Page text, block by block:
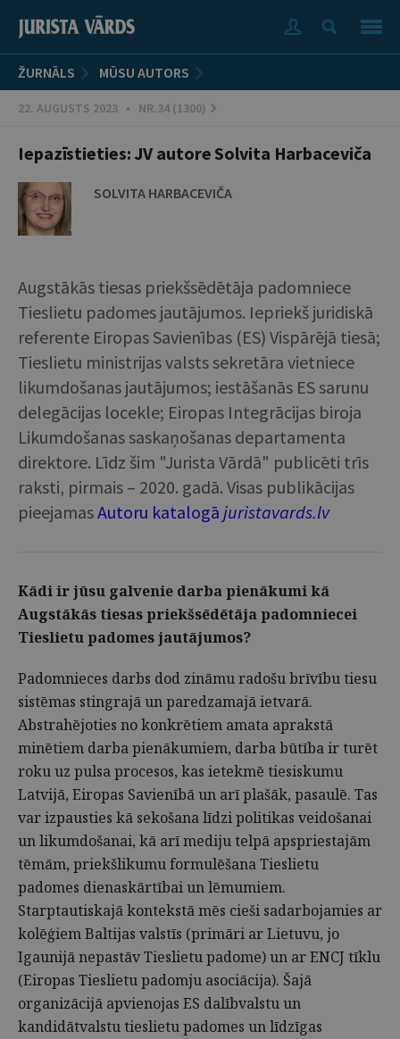
ŽURNĀLS MŪSU AUTORS
22. AUGUSTS 2023 • NR.34 (1300)
Iepazīstieties: JV autore Solvita Harbaceviča
SOLVITA HARBACEVIČA
Augstākās tiesas priekšsēdētāja padomniece
Tieslietu padomes jautājumos. Iepriekš juridiskā
referente Eiropas Savienības (ES) Vispārējā tiesā;
Tieslietu ministrijas valsts sekretāra vietniece
likumdošanas jautājumos; iestāšanās ES sarunu
delegācijas locekle; Eiropas Integrācijas biroja
Likumdošanas saskaņošanas departamenta
direktore. Līdz šim "Jurista Vārdā" publicēti trīs
raksti, pirmais – 2020. gadā. Visas publikācijas
pieejamasAutoru katalogā juristavards.lv
Kādi ir jūsu galvenie darba pienākumi kā
Augstākās tiesas priekšsēdētāja padomniecei
Tieslietu padomes jautājumos?
Padomnieces darbs dod zināmu radošu brīvību tiesu
sistēmas stingrajā un paredzamajā ietvarā.
Abstrahējoties no konkrētiem amata aprakstā
minētiem darba pienākumiem, darba būtība ir turēt
roku uz pulsa procesos, kas ietekmē tiesiskumu
Latvijā, Eiropas Savienībā un arī plašāk, pasaulē. Tas
var izpausties kā sekošana līdzi politikas veidošanai
un likumdošanai, kā arī mediju telpā apspriestajām
tēmām, priekšlikumu formulēšana Tieslietu
padomes dienaskārtībai un lēmumiem.
Starptautiskajā kontekstā mēs cieši sadarbojamies ar
kolēģiem Baltijas valstīs (primāri ar Lietuvu, jo
Igaunijā nepastāv Tieslietu padome) un ar ENCJ tīklu
(Eiropas Tieslietu padomju asociācija). Šajā
organizācijā apvienojas ES dalībvalstu un
kandidātvalstu tieslietu padomes un līdzīgas